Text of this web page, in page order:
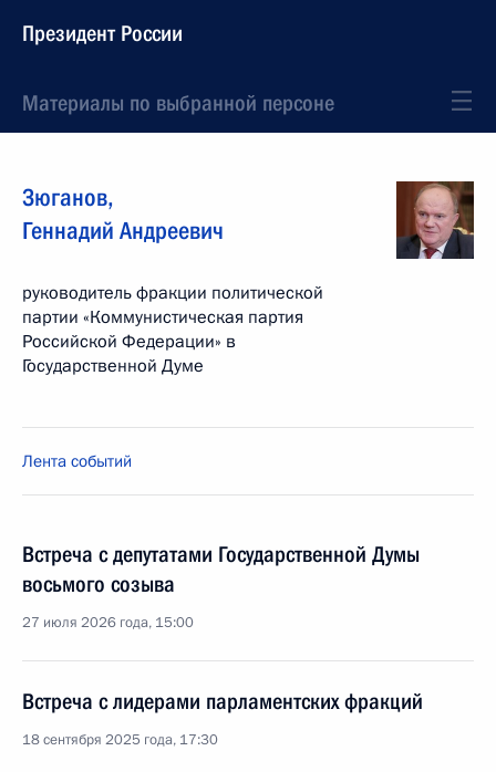
Президент России
Материалы по выбранной персоне
Зюганов,
Геннадий Андреевич
руководитель фракции политической
партии «Коммунистическая партия
Российской Федерации» в
Государственной Думе
Лента событий
Встреча с депутатами Государственной Думы
восьмого созыва
27 июля 2026 года, 15:00
Встреча с лидерами парламентских фракций
18 сентября 2025 года, 17:30